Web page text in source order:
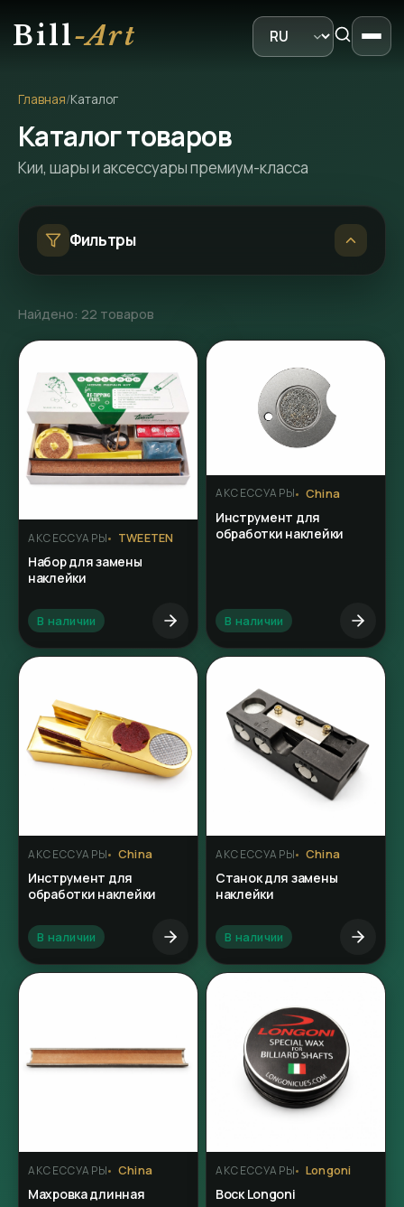
Bill-Art
Главная/Каталог
Каталог товаров
Кии, шары и аксессуары премиум-класса
Фильтры
Найдено: 22 товаров
АКСЕССУАРЫ TWEETEN
Набор для замены
наклейки
В наличии
АКСЕССУАРЫ China
Инструмент для
обработки наклейки
В наличии
АКСЕССУАРЫ China
Инструмент для
обработки наклейки
В наличии
АКСЕССУАРЫ China
Станок для замены
наклейки
В наличии
АКСЕССУАРЫ China
Махровка длинная
АКСЕССУАРЫ Longoni
Воск Longoni